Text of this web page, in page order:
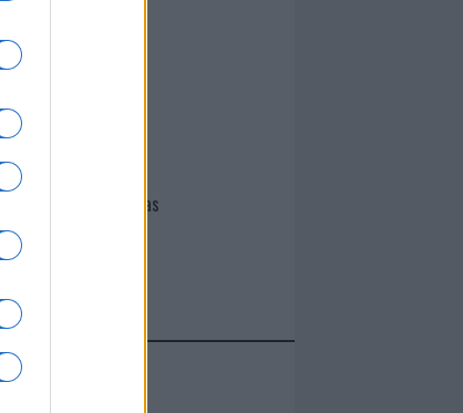
I nostri cari
Giovannimaria Cabras